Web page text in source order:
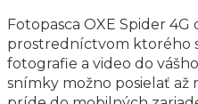
Fotopasca OXE Spider
prostredníctvom ktorého
fotografie a video do
snímky možno posielať až